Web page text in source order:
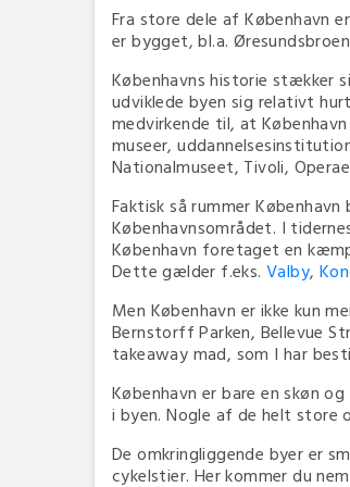
Fra store dele af København
er bygget, bl.a.
Københavns historie stækker
udviklede byen sig relativt
medvirkende til, at
museer,
Nationalmuseet, Tivoli,
Faktisk så rummer
Københavnsområdet. I
København foretaget en
Dette gælder f.eks. Valby,
Men København er ikke kun
Bernstorff Parken, Bellevue
takeaway mad, som I har
København er bare en skøn
i byen. Nogle af de helt store
De omkringliggende byer er
cykelstier. Her kommer du